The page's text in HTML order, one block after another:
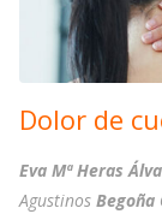
Dolor de
Eva Mª Heras
Agustinos Begoña